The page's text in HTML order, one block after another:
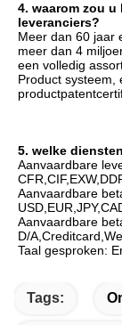
4. waarom zou
leveranciers?
Meer dan 60 jaar
meer dan 4
een volledig
Product systeem,
5. welke
Aanvaardbare
Aanvaardbare
Aanvaardbare
D/
Taal gesproken:
Tags: